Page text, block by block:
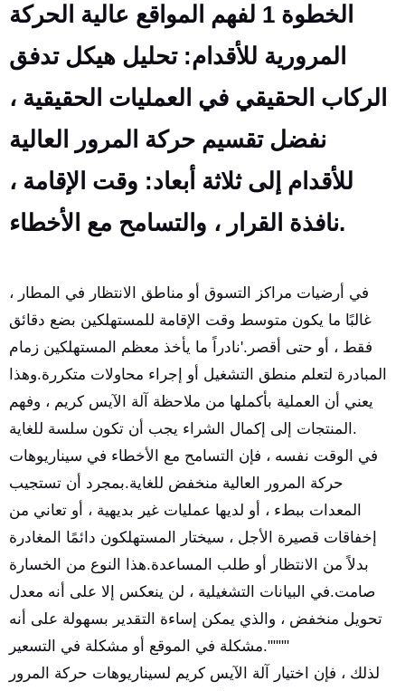
الخطوة 1 لفهم المواقع عالية الحركة
المرورية للأقدام: تحليل هيكل تدفق
الركاب الحقيقي في العمليات الحقيقية ،
نفضل تقسيم حركة المرور العالية
للأقدام إلى ثلاثة أبعاد: وقت الإقامة ،
نافذة القرار ، والتسامح مع الأخطاء.
في أرضيات مراكز التسوق أو مناطق الانتظار في المطار ،
غالبًا ما يكون متوسط وقت الإقامة للمستهلكين بضع دقائق
فقط ، أو حتى أقصر.'نادراً ما يأخذ معظم المستهلكين زمام
المبادرة لتعلم منطق التشغيل أو إجراء محاولات متكررة.وهذا
يعني أن العملية بأكملها من ملاحظة آلة الآيس كريم ، وفهم
المنتجات إلى إكمال الشراء يجب أن تكون سلسة للغاية.
في الوقت نفسه ، فإن التسامح مع الأخطاء في سيناريوهات
حركة المرور العالية منخفض للغاية.بمجرد أن تستجيب
المعدات ببطء ، أو لديها عمليات غير بديهية ، أو تعاني من
إخفاقات قصيرة الأجل ، سيختار المستهلكون دائمًا المغادرة
بدلاً من الانتظار أو طلب المساعدة.هذا النوع من الخسارة
صامت.في البيانات التشغيلية ، لن ينعكس إلا على أنه معدل
تحويل منخفض ، والذي يمكن إساءة التقدير بسهولة على أنه
مشكلة في الموقع أو مشكلة في التسعير.""""
لذلك ، فإن اختيار آلة الآيس كريم لسيناريوهات حركة المرور